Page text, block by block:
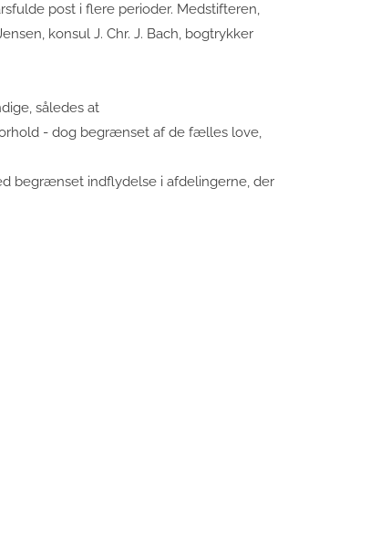
post i flere perioder. Medstifteren,
konsul J. Chr. J. Bach, bogtrykker
således at
- dog begrænset af de fælles love,
begrænset indflydelse i afdelingerne, der